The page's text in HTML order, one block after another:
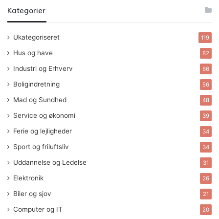
Kategorier
Ukategoriseret 119
Hus og have 82
Industri og Erhverv 66
Boligindretning 56
Mad og Sundhed 48
Service og økonomi 39
Ferie og lejligheder 34
Sport og friluftsliv 34
Uddannelse og Ledelse 31
Elektronik 26
Biler og sjov 21
Computer og IT 20